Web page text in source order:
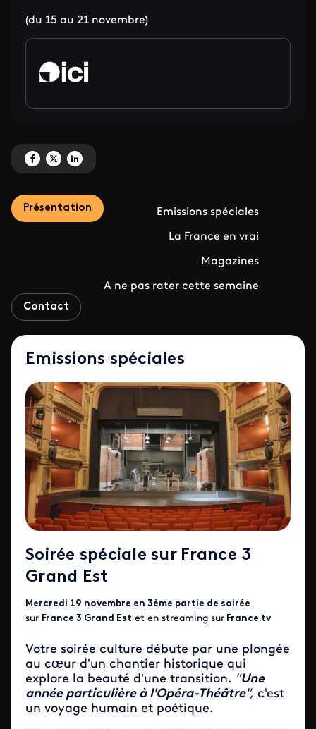
(du 15 au 21 novembre)
Partagez 'Les temps forts de la semaine 47' sur Facebook
Partagez 'Les temps forts de la semaine 47' sur X
Partagez 'Les temps forts de la semaine 47' sur LinkedIn
Présentation Emissions spéciales
La France en vrai
Magazines
A ne pas rater cette semaine
Contact
Emissions spéciales
Soirée spéciale sur France 3
Grand Est
Mercredi 19 novembre en 3ème partie de soirée
sur France 3 Grand Est et en streaming sur France.tv
Votre soirée culture débute par une plongée
au cœur d’un chantier historique qui
explore la beauté d’une transition. "Une
année particulière à l'Opéra-Théâtre", c'est
un voyage humain et poétique.